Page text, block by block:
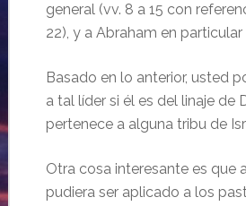
general (vv. 8 a 15 con
22), y a Abraham en particular
Basado en lo anterior, usted
a tal líder si él es del linaje de
pertenece a alguna tribu de
Otra cosa interesante es que
pudiera ser aplicado a los